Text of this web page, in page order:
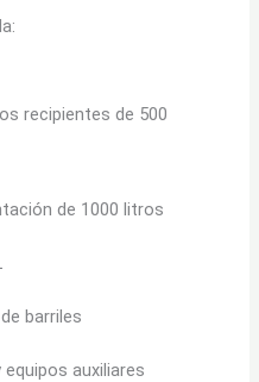
recipientes de 500
de 1000 litros
barriles
auxiliares